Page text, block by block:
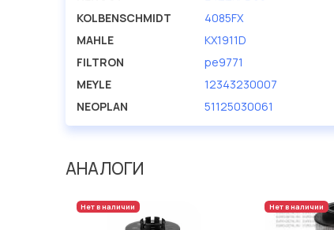
KOLBENSCHMIDT
4085FX
MAHLE
KX1911D
FILTRON
pe9771
MEYLE
12343230007
NEOPLAN
51125030061
АНАЛОГИ
Нет в наличии Нет в наличии